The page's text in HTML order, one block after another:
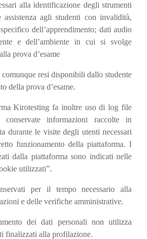
alla identificazione degli strumenti
agli studenti con invalidità,
dell’apprendimento; dati audio
e dell’ambiente in cui si svolge
prova d’esame
resi disponibili dallo studente
della prova d’esame.
Kirotesting fa inoltre uso di log file
informazioni raccolte in
durante le visite degli utenti necessari
funzionamento della piattaforma. I
dalla piattaforma sono indicati nelle
utilizzati”.
per il tempo necessario alla
e delle verifiche amministrative.
dei dati personali non utilizza
finalizzati alla profilazione.